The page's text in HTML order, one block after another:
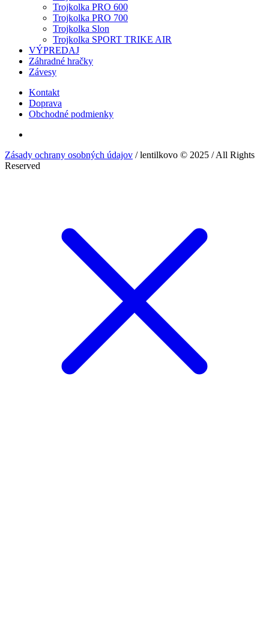
Trojkolka PRO 600
Trojkolka PRO 700
Trojkolka Slon
Trojkolka SPORT TRIKE AIR
VÝPREDAJ
Záhradné hračky
Závesy
Kontakt
Doprava
Obchodné podmienky
Zásady ochrany osobných údajov / lentilkovo © 2025 / All Rights
Reserved